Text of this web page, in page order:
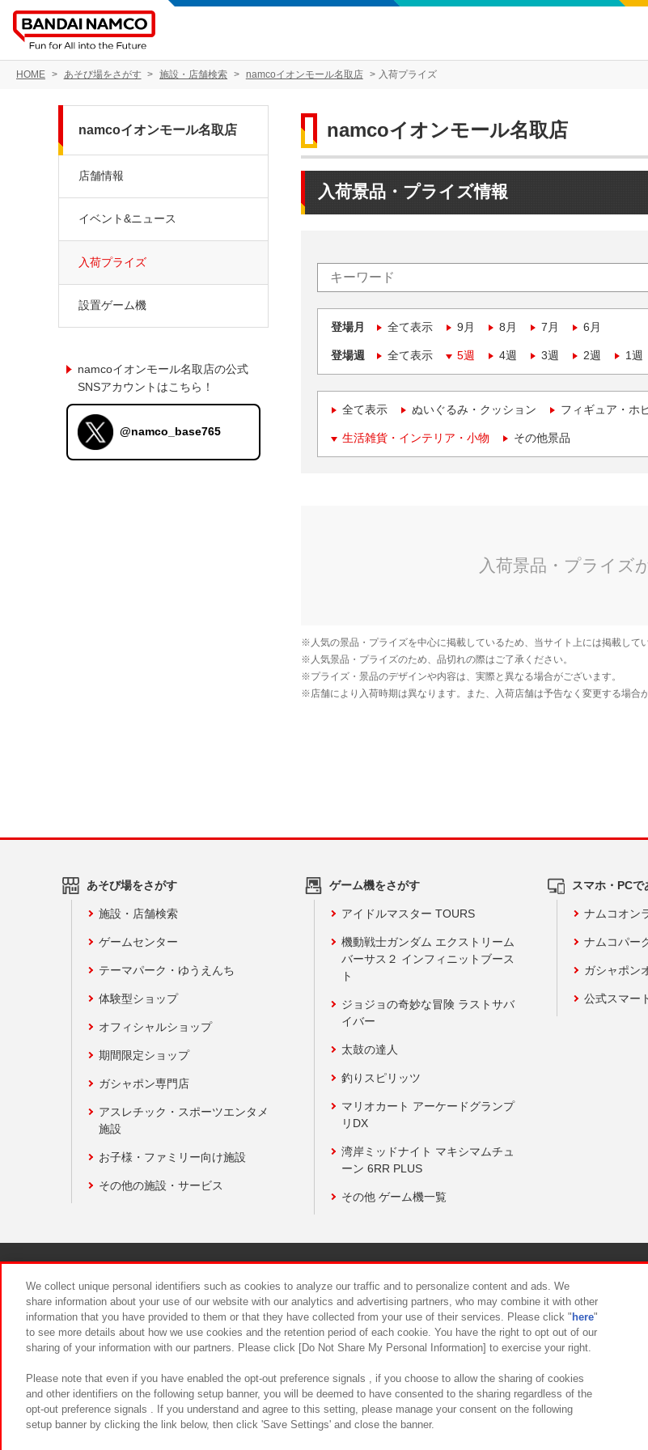
HOME あそび場をさがす 施設・店舗検索 namcoイオンモール名取店 入荷プライズ
namcoイオンモール名取店
入荷景品・プライズ情報
登場月 全て表示 9月 8月 7月 6月
登場週 全て表示 5週 4週 3週 2週 1週
全て表示 ぬいぐるみ・クッション フィギュア・ホ
生活雑貨・インテリア・小物 その他景品
namcoイオンモール名取店
店舗情報
イベント&ニュース
入荷プライズ
設置ゲーム機
namcoイオンモール名取店の公式
SNSアカウントはこちら！
@namco_base765
あそび場をさがす
施設・店舗検索
ゲームセンター
テーマパーク・ゆうえんち
体験型ショップ
オフィシャルショップ
期間限定ショップ
ガシャポン専門店
アスレチック・スポーツエンタメ
施設
お子様・ファミリー向け施設
その他の施設・サービス
ゲーム機をさがす
アイドルマスター TOURS
機動戦士ガンダム エクストリーム
バーサス２ インフィニットブース
ト
ジョジョの奇妙な冒険 ラストサバ
イバー
太鼓の達人
釣りスピリッツ
マリオカート アーケードグランプ
リDX
湾岸ミッドナイト マキシマムチュ
ーン 6RR PLUS
その他 ゲーム機一覧
スマホ・PCで
ナムコオン
ナムコパー
ガシャポン
公式スマー
食品のご提供について カスタマーハラスメント対応方針
We collect unique personal identifiers such as cookies to analyze our traffic and to personalize content and ads. We
share information about your use of our website with our analytics and advertising partners, who may combine it with other
information that you have provided to them or that they have collected from your use of their services. Please click " here"
to see more details about how we use cookies and the retention period of each cookie. You have the right to opt out of our
sharing of your information with our partners. Please click [Do Not Share My Personal Information] to exercise your right.
Please note that even if you have enabled the opt-out preference signals , if you choose to allow the sharing of cookies
and other identifiers on the following setup banner, you will be deemed to have consented to the sharing regardless of the
opt-out preference signals . If you understand and agree to this setting, please manage your consent on the following
setup banner by clicking the link below, then click 'Save Settings' and close the banner.